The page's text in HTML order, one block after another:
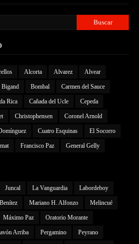
Alcorta Alvarez Alvear
Bigand Bombal Carmen del Sauce
Rica Cañada del Ucle Cepeda
Christophensen Coronel Arnold
Cuatro Esquinas El Socorro
Francisco Paz General Gelly
Juncal La Vanguardia Labordeboy
Mariano H. Alfonzo Melincué
Máximo Paz Oratorio Morante
Arriba Pergamino Peyrano